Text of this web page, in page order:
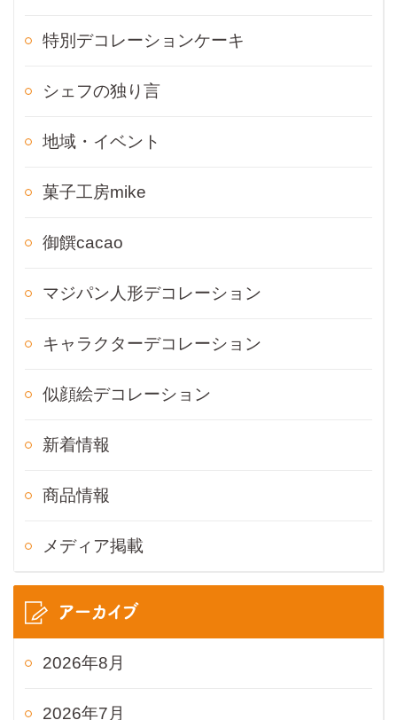
特別デコレーションケーキ
シェフの独り言
地域・イベント
菓子工房mike
御饌cacao
マジパン人形デコレーション
キャラクターデコレーション
似顔絵デコレーション
新着情報
商品情報
メディア掲載
アーカイブ
2026年8月
2026年7月